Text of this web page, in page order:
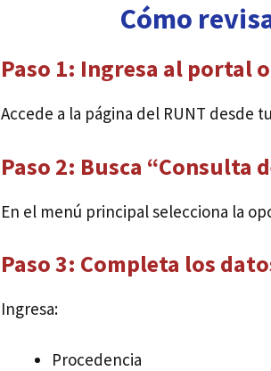
Cómo
Paso 1: Ingresa al portal
Accede a la página del RUNT desde
Paso 2: Busca “Consulta
En el menú principal selecciona la
Paso 3: Completa los
Ingresa:
Procedencia